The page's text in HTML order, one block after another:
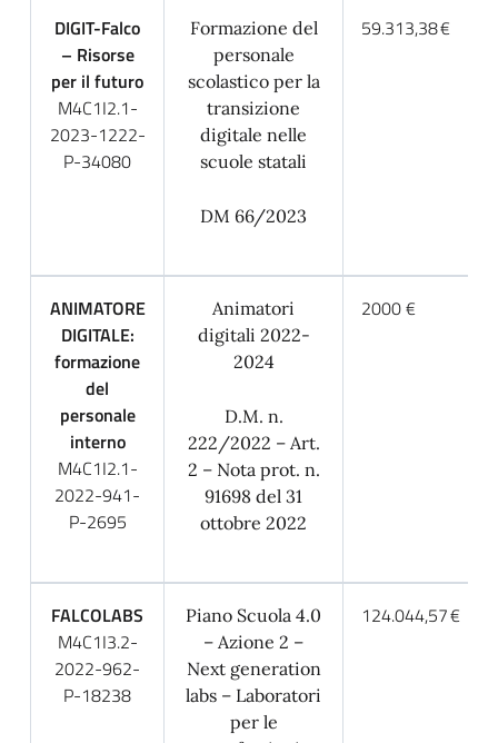
DIGIT-Falco
– Risorse
per il futuro
M4C1I2.1-
2023-1222-
P-34080
Formazione del
personale
scolastico per la
transizione
digitale nelle
scuole statali
DM 66/2023
59.313,38 €
ANIMATORE
DIGITALE:
formazione
del
personale
interno
M4C1I2.1-
2022-941-
P-2695
Animatori
digitali 2022-
2024
D.M. n.
222/2022 – Art.
2 – Nota prot. n.
91698 del 31
ottobre 2022
2000 €
FALCOLABS
M4C1I3.2-
2022-962-
P-18238
Piano Scuola 4.0
– Azione 2 –
Next generation
labs – Laboratori
per le
124.044,57 €